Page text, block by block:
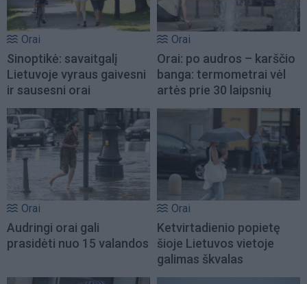
Orai
Sinoptikė: savaitgalį
Lietuvoje vyraus gaivesni
ir sausesni orai
Orai
Orai: po audros – karščio
banga: termometrai vėl
artės prie 30 laipsnių
Orai
Audringi orai gali
prasidėti nuo 15 valandos
Orai
Ketvirtadienio popietę
šioje Lietuvos vietoje
galimas škvalas